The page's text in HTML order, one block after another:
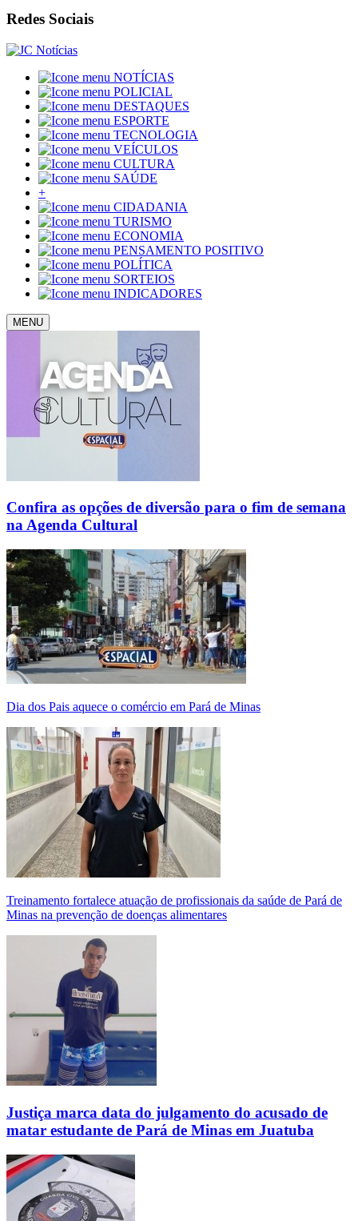
Redes Sociais
NOTÍCIAS
POLICIAL
DESTAQUES
ESPORTE
TECNOLOGIA
VEÍCULOS
CULTURA
SAÚDE
+
CIDADANIA
TURISMO
ECONOMIA
PENSAMENTO POSITIVO
POLÍTICA
SORTEIOS
INDICADORES
MENU
Confira as opções de diversão para o fim de semana
na Agenda Cultural
Dia dos Pais aquece o comércio em Pará de Minas
Treinamento fortalece atuação de profissionais da saúde de Pará de
Minas na prevenção de doenças alimentares
Justiça marca data do julgamento do acusado de
matar estudante de Pará de Minas em Juatuba